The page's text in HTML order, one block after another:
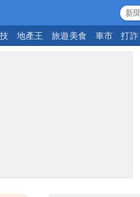
地產王 旅遊美食 車市 打詐